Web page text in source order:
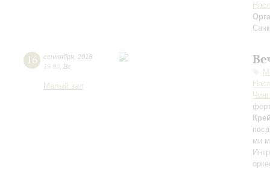
16 сентября 2018
19:00 Вс
Малый зал
ми